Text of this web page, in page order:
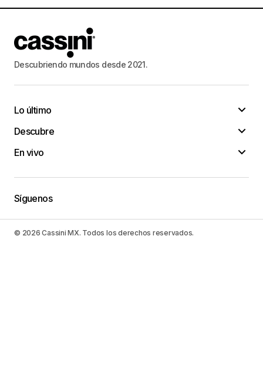
Descubriendo mundos desde 2021.
Lo último
Descubre
En vivo
Síguenos
© 2026 Cassini MX. Todos los derechos reservados.